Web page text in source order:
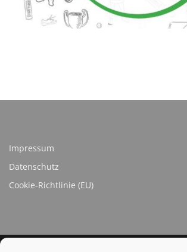
Impressum
Datenschutz
Cookie-Richtlinie (EU)